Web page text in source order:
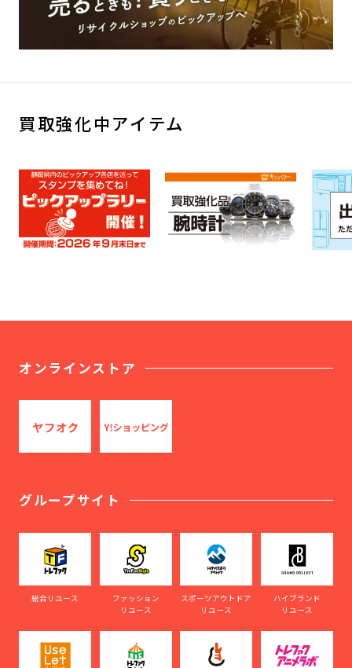
買取強化中アイテム
オンラインストア
グループサイト
総合リユース
ファッション
リユース
スポーツアウトドア
リユース
ハイブランド
リユース